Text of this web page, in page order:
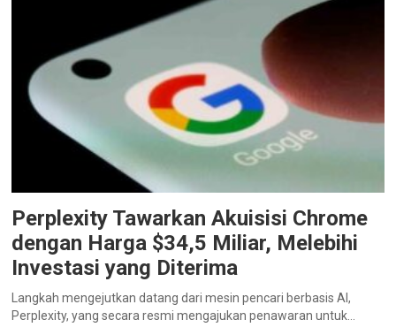
Perplexity Tawarkan Akuisisi Chrome
dengan Harga $34,5 Miliar, Melebihi
Investasi yang Diterima
Langkah mengejutkan datang dari mesin pencari berbasis AI,
Perplexity, yang secara resmi mengajukan penawaran untuk…